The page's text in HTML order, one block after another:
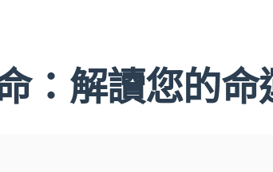
：解讀您的命